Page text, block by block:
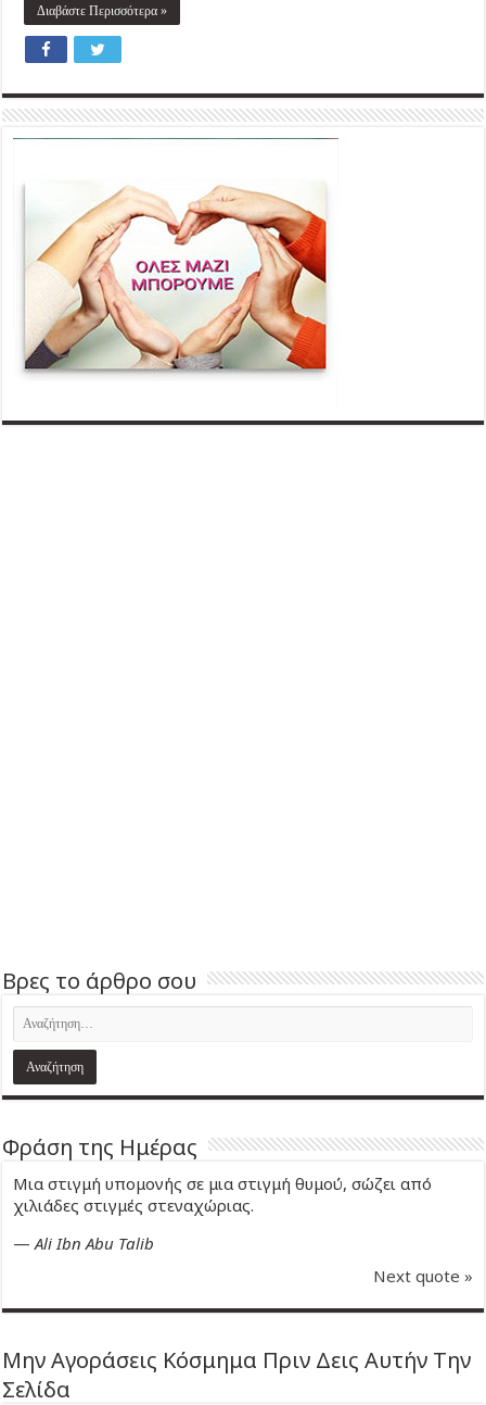
Διαβάστε Περισσότερα »
Βρες το άρθρο σου
Φράση της Ημέρας
Μια στιγμή υπομονής σε μια στιγμή θυμού, σώζει από
χιλιάδες στιγμές στεναχώριας.
—Ali Ibn Abu Talib
Next quote »
Μην Αγοράσεις Κόσμημα Πριν Δεις Αυτήν Την
Σελίδα